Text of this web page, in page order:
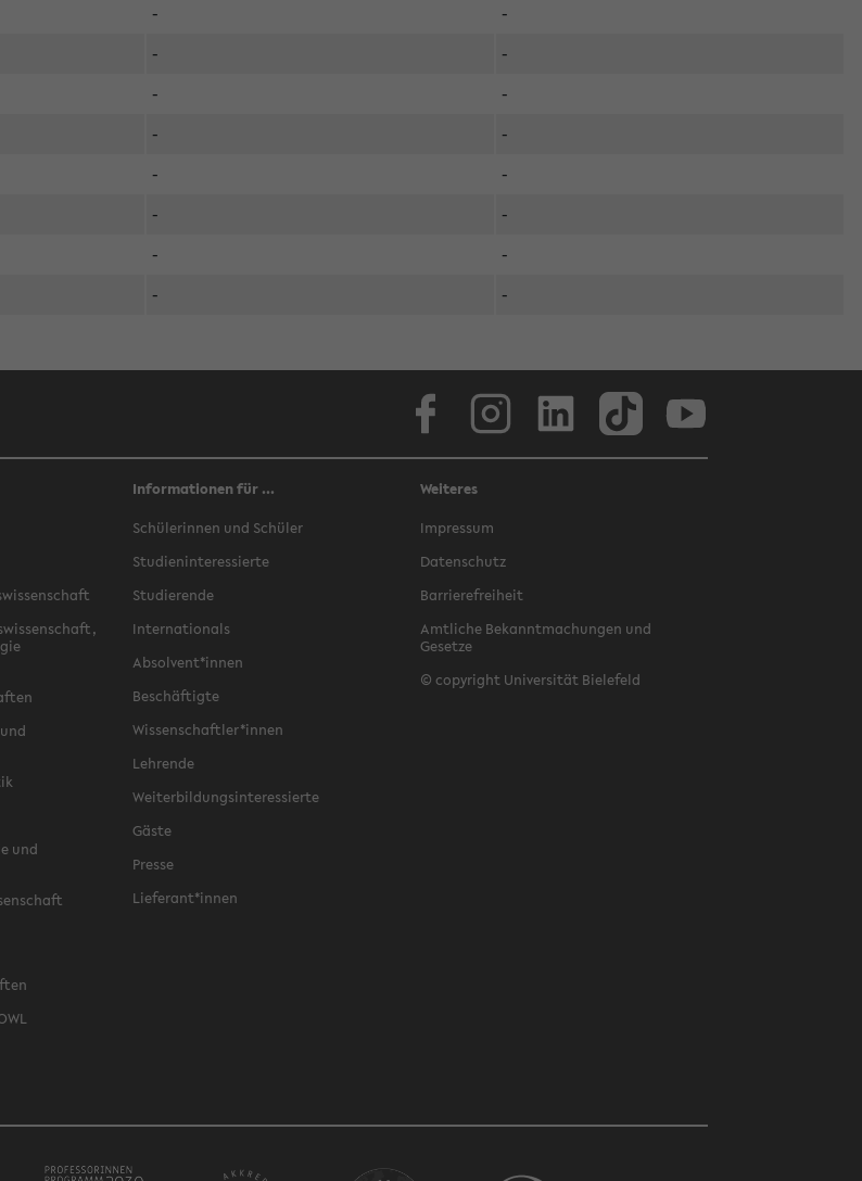
-
-
-
-
-
-
-
-
-
-
-
-
-
-
- -
und
Informationen für ...
Schülerinnen und Schüler
Studieninteressierte
Studierende
Internationals
Absolvent*innen
Beschäftigte
Wissenschaftler*innen
Lehrende
Weiterbildungsinteressierte
Gäste
Presse
Lieferant*innen
Weiteres
Impressum
Datenschutz
Barrierefreiheit
Amtliche Bekanntmachungen und
Gesetze
© copyright Universität Bielefeld